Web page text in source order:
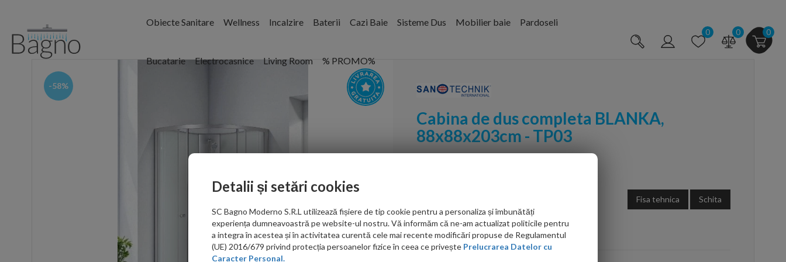
Obiecte Sanitare Wellness Incalzire Baterii Cazi Baie Sisteme Dus Mobilier baie Pardoseli
Bucatarie Electrocasnice Living Room % PROMO%
0 0 0
-58%
Cabina de dus completa BLANKA,
88x88x203cm - TP03
Fisa tehnica Schita
Ati gasit in alta parte mai ieftin?
Detalii și setări cookies
SC Bagno Moderno S.R.L utilizează fișiere de tip cookie pentru a personaliza și îmbunătăți
experiența dumneavoastră pe website-ul nostru. Vă informăm că ne-am actualizat politicile pentru
a integra în acestea și în activitatea curentă cele mai recente modificări propuse de Regulamentul
(UE) 2016/679 privind protecția persoanelor fizice în ceea ce privește Prelucrarea Datelor cu
Caracter Personal.